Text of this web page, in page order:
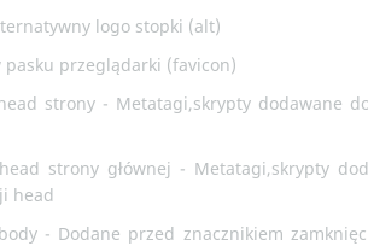
logo stopki (alt)
pasku przeglądarki (favicon)
strony - Metatagi,skrypty dodawane
strony głównej - Metatagi,skrypty
head
- Dodane przed znacznikiem